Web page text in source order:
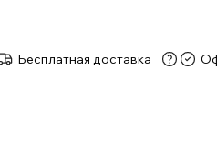
Бесплатная доставка